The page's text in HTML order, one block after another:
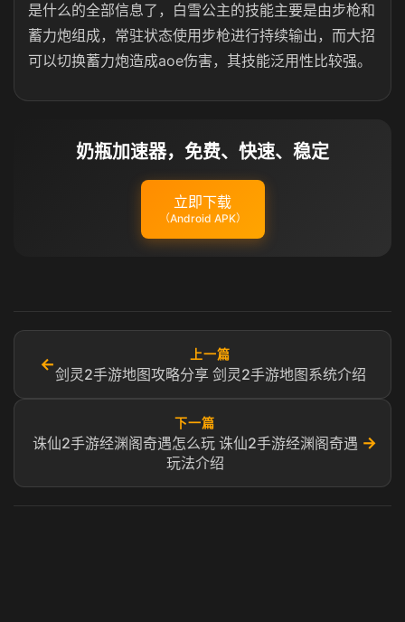
是什么的全部信息了，白雪公主的技能主要是由步枪和
蓄力炮组成，常驻状态使用步枪进行持续输出，而大招
可以切换蓄力炮造成aoe伤害，其技能泛用性比较强。
奶瓶加速器，免费、快速、稳定
立即下载
（Android APK）
←
上一篇
剑灵2手游地图攻略分享 剑灵2手游地图系统介绍
下一篇
诛仙2手游经渊阁奇遇怎么玩 诛仙2手游经渊阁奇遇
玩法介绍
→